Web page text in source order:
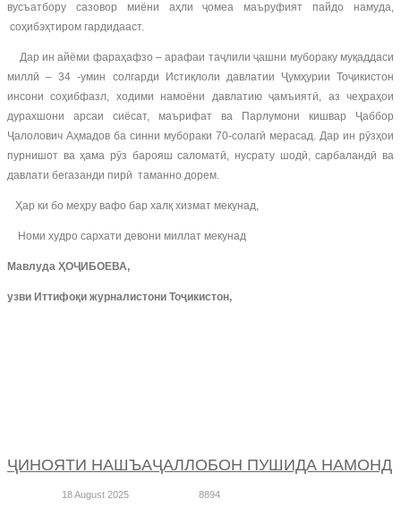
вусъатбору сазовор миёни аҳли ҷомеа маъруфият пайдо намуда,
соҳибэҳтиром гардидааст.
Дар ин айёми фараҳафзо – арафаи таҷлили ҷашни мубораку муқаддаси
миллӣ – 34 -умин солгарди Истиқлоли давлатии Ҷумҳурии Тоҷикистон
инсони соҳибфазл, ходими намоёни давлатию ҷамъиятӣ, аз чеҳраҳои
дурахшони арсаи сиёсат, маърифат ва Парлумони кишвар Ҷаббор
Ҷалолович Аҳмадов ба синни мубораки 70-солагӣ мерасад. Дар ин рӯзҳои
пурнишот ва ҳама рӯз барояш саломатӣ, нусрату шодӣ, сарбаландӣ ва
давлати бегазанди пирӣ таманно дорем.
Ҳар ки бо меҳру вафо бар халқ хизмат мекунад,
Номи худро сархати девони миллат мекунад
Мавлуда ҲОҶИБОЕВА,
узви Иттифоқи журналистони Тоҷикистон,
ҶИНОЯТИ НАШЪАҶАЛЛОБОН ПУШИДА НАМОНД
18 August 2025 8894